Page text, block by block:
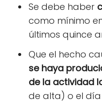
Se debe haber
como mínimo
últimos quince
Que el hecho
se haya
de la actividad
de alta) o el